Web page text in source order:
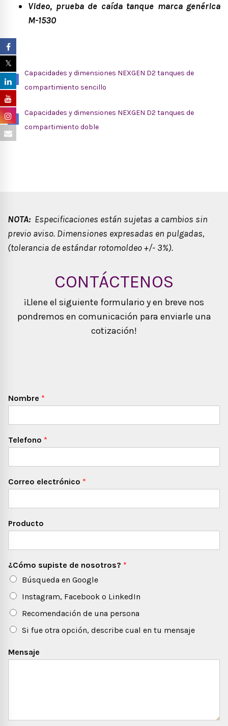
Video, prueba de caída tanque marca genérica
M-1530
Capacidades y dimensiones NEXGEN D2 tanques de
compartimiento sencillo
Capacidades y dimensiones NEXGEN D2 tanques de
compartimiento doble
NOTA: Especificaciones están sujetas a cambios sin
previo aviso. Dimensiones expresadas en pulgadas,
(tolerancia de estándar rotomoldeo +/- 3%).
CONTÁCTENOS
¡Llene el siguiente formulario y en breve nos
pondremos en comunicación para enviarle una
cotización!
Nombre *
Telefono *
Correo electrónico *
Producto
¿Cómo supiste de nosotros? *
Búsqueda en Google
Instagram, Facebook o LinkedIn
Recomendación de una persona
Si fue otra opción, describe cual en tu mensaje
Mensaje